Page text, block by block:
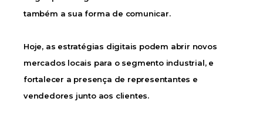
também a sua forma de comunicar.
Hoje, as estratégias digitais podem abrir novos
mercados locais para o segmento industrial, e
fortalecer a presença de representantes e
vendedores junto aos clientes.